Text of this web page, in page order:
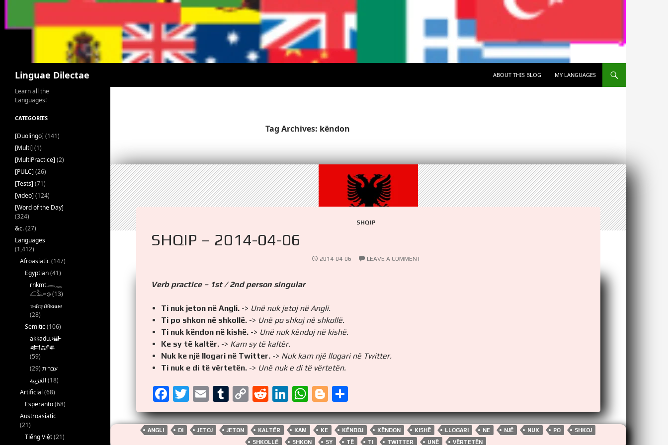
Linguae Dilectae
ABOUT THIS BLOG
MY LANGUAGES
Tag Archives: këndon
SHQIP
SHQIP – 2014-04-06
2014-04-06 LEAVE A COMMENT
Verb practice – 1st / 2nd person singular
Ti nuk jeton në Angli.-> Unë nuk jetoj në Angli.
Ti po shkon në shkollë.-> Unë po shkoj në shkollë.
Ti nuk këndon në kishë.-> Unë nuk këndoj në kishë.
Ke sy të kaltër.-> Kam sy të kaltër.
Nuk ke një llogari në Twitter.-> Nuk kam një llogari në Twitter.
Ti nuk e di të vërtetën.-> Unë nuk e di të vërtetën.
F
a
ce
b
T
wi
tt
er
E
m
ail
T
u
m
bl
C
o
p
y
R
e
d
di
Li
n
k
e
W
h
at
s
Bl
o
g
g
S
h
ar
e
ANGLI DI JETOJ JETON KALTËR KAM KE KËNDOJ KËNDON KISHË LLOGARI NE NJË NUK PO
SHKOJ
SHKOLLË
SHKON SY TË TI TWITTER UNË VËRTETËN
Learn all the
Languages!
CATEGORIES
[Duolingo] (141)
[Multi] (1)
[MultiPractice] (2)
[PULC] (26)
[Tests] (71)
[video] (124)
[Word of the Day]
(324)
&c.(27)
Languages
(1,412)
Afroasiatic(147)
Egyptian(41)
rnkmt.𓂋𓏺𓈖
𓆎𓅓𓏏𓊖(13)
ⲧⲙⲛ̄ⲧⲣⲙ̄ⲛ̄ⲕⲏⲙⲉ
(28)
Semitic(106)
akkadu.𒀝
𒅗𒁺𒌑
(59)
עברית (29)
(18)
Artificial (68)
Esperanto(68)
Austroasiatic
(21)
Tiếng Việt(21)